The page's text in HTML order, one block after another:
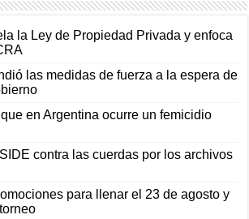
la Ley de Propiedad Privada y enfoca
las medidas de fuerza a la espera de
en Argentina ocurre un femicidio
contra las cuerdas por los archivos
para llenar el 23 de agosto y